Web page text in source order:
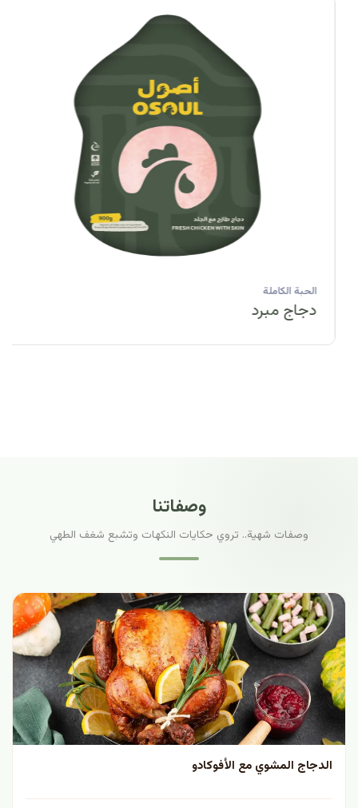
الحبة الكاملة
دجاج مبرد
وصفاتنا
وصفات شهية.. تروي حكايات النكهات وتشبع شغف الطهي
الدجاج المشوي مع الأفوكادو